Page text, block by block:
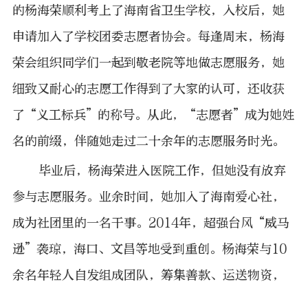
的杨海荣顺利考上了海南省卫生学校，入校后，她
申请加入了学校团委志愿者协会。每逢周末，杨海
荣会组织同学们一起到敬老院等地做志愿服务，她
细致又耐心的志愿工作得到了大家的认可，还收获
了“义工标兵”的称号。从此，“志愿者”成为她姓
名的前缀，伴随她走过二十余年的志愿服务时光。
毕业后，杨海荣进入医院工作，但她没有放弃
参与志愿服务。业余时间，她加入了海南爱心社，
成为社团里的一名干事。2014年，超强台风“威马
逊”袭琼，海口、文昌等地受到重创。杨海荣与10
余名年轻人自发组成团队，筹集善款、运送物资，